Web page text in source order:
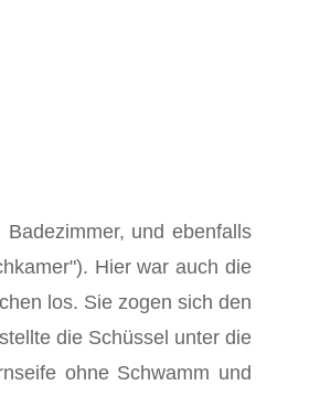
und ebenfalls
Hier war auch die
los. Sie zogen sich den
die Schüssel unter die
ohne Schwamm und